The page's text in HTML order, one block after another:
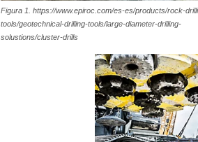
Figura 1. https://www.epiroc.com/es-es/products/rock-
tools/geotechnical-drilling-tools/large-diameter-drilling-
solustions/cluster-drills